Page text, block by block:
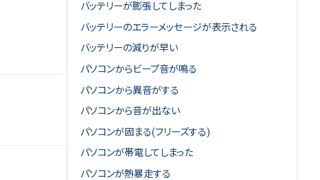
バッテリーが膨張してしまった
バッテリーのエラーメッセージが表示される
バッテリーの減りが早い
パソコンからビープ音が鳴る
パソコンから異音がする
パソコンから音が出ない
パソコンが固まる(フリーズする)
パソコンが帯電してしまった
パソコンが熱暴走する